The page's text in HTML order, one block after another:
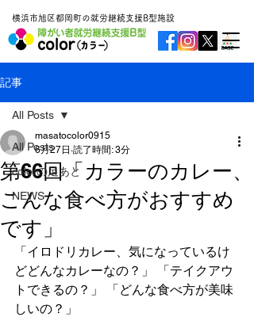
横浜市旭区都岡町の就労継続支援B型施設
記事
All Posts
colorの足あと
NEWS
All Posts
第66回「カラーのカレー、
こんな食べ方がおすすめ
です」
masatocolor0915
6月27日 読了時間: 3分
「イロドリカレー、気になっているけ
どどんなカレーなの？」 「テイクアウ
トできるの？」 「どんな食べ方が美味
しいの？」